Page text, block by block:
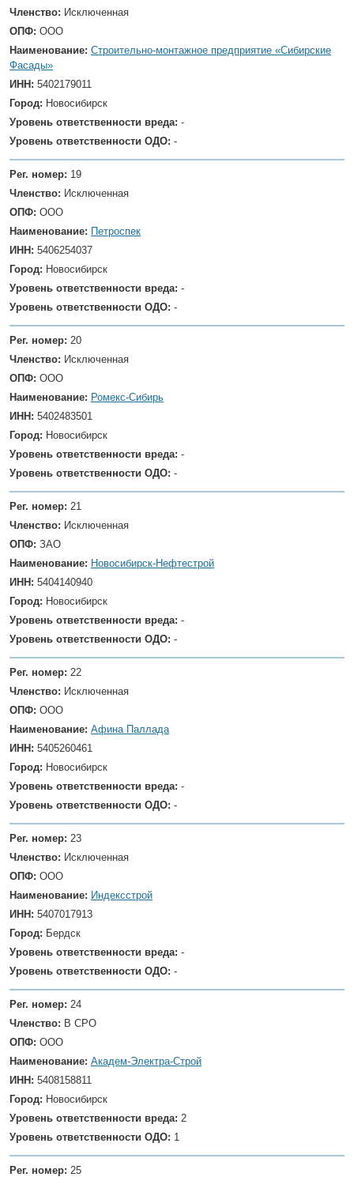
Членство: Исключенная
ОПФ: ООО
Наименование: Строительно-монтажное предприятие «Сибирские
Фасады»
ИНН: 5402179011
Город: Новосибирск
Уровень ответственности вреда: -
Уровень ответственности ОДО: -
Рег. номер: 19
Членство: Исключенная
ОПФ: ООО
Наименование: Петроспек
ИНН: 5406254037
Город: Новосибирск
Уровень ответственности вреда: -
Уровень ответственности ОДО: -
Рег. номер: 20
Членство: Исключенная
ОПФ: ООО
Наименование: Ромекс-Сибирь
ИНН: 5402483501
Город: Новосибирск
Уровень ответственности вреда: -
Уровень ответственности ОДО: -
Рег. номер: 21
Членство: Исключенная
ОПФ: ЗАО
Наименование: Новосибирск-Нефтестрой
ИНН: 5404140940
Город: Новосибирск
Уровень ответственности вреда: -
Уровень ответственности ОДО: -
Рег. номер: 22
Членство: Исключенная
ОПФ: ООО
Наименование: Афина Паллада
ИНН: 5405260461
Город: Новосибирск
Уровень ответственности вреда: -
Уровень ответственности ОДО: -
Рег. номер: 23
Членство: Исключенная
ОПФ: ООО
Наименование: Индексстрой
ИНН: 5407017913
Город: Бердск
Уровень ответственности вреда: -
Уровень ответственности ОДО: -
Рег. номер: 24
Членство: В СРО
ОПФ: ООО
Наименование: Академ-Электра-Строй
ИНН: 5408158811
Город: Новосибирск
Уровень ответственности вреда: 2
Уровень ответственности ОДО: 1
Рег. номер: 25